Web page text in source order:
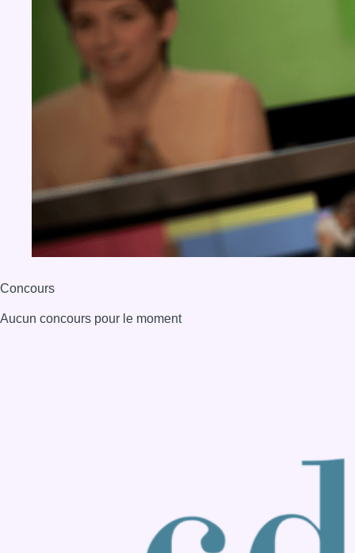
Concours
Aucun concours pour le moment